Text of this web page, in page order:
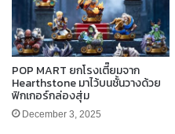
POP MART ยกโรงเตี๊ยมจาก
Hearthstone มาไว้บนชั้นวางด้วย
ฟิกเกอร์กล่องสุ่ม
December 3, 2025